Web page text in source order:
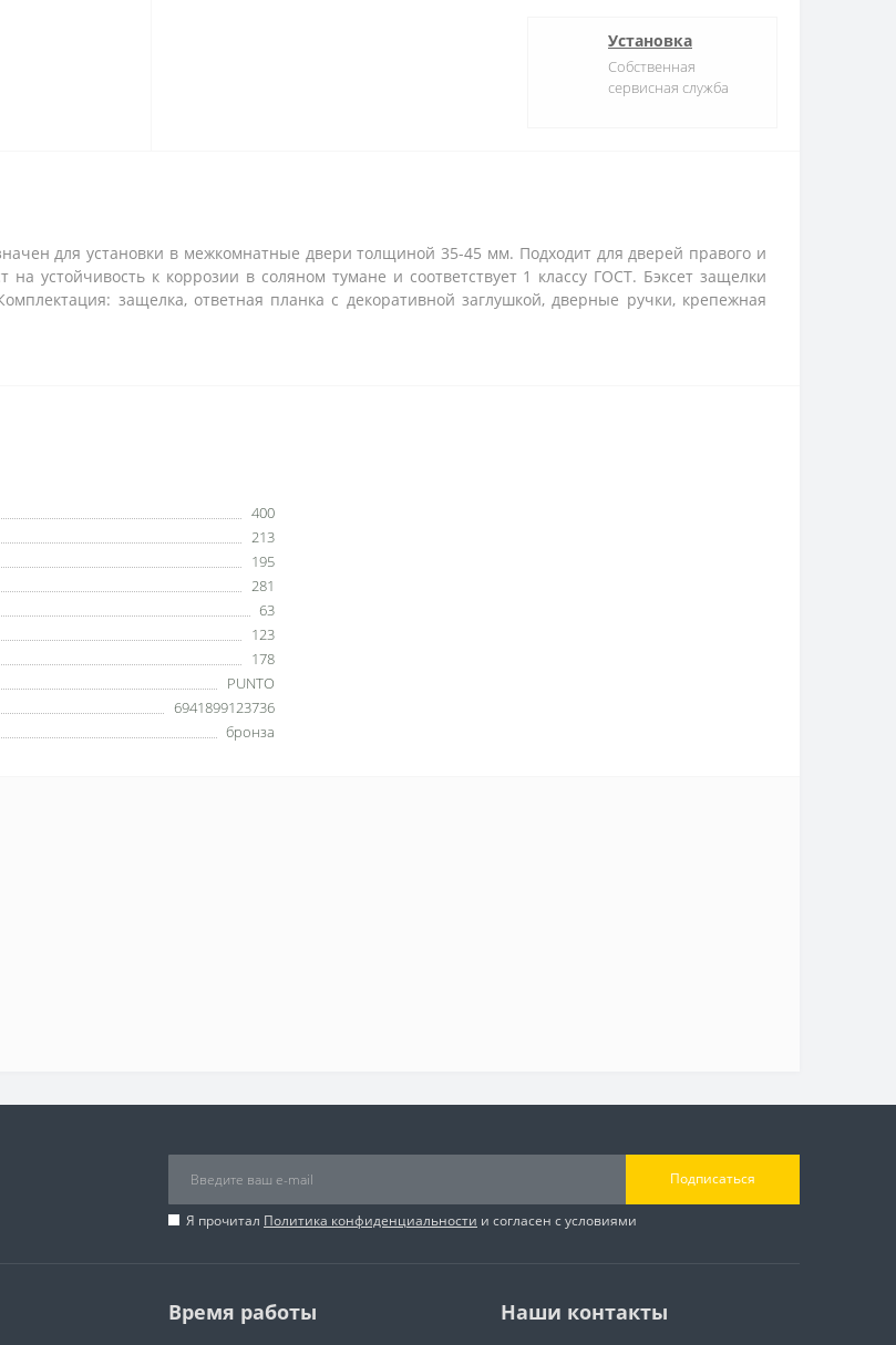
Установка
Собственная
сервисная служба
для установки в межкомнатные двери толщиной 35-45 мм. Подходит для дверей правого и
устойчивость к коррозии в соляном тумане и соответствует 1 классу ГОСТ. Бэксет защелки
защелка, ответная планка с декоративной заглушкой, дверные ручки, крепежная
400
213
195
281
63
123
178
PUNTO
6941899123736
бронза
Подписаться
Я прочитал Политика конфиденциальности и согласен с условиями
Время работы Наши контакты